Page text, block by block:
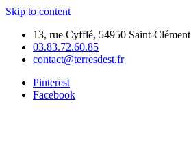
Skip to content
13, rue Cyfflé, 54950 Saint-Clément
03.83.72.60.85
contact@terresdest.fr
Pinterest
Facebook